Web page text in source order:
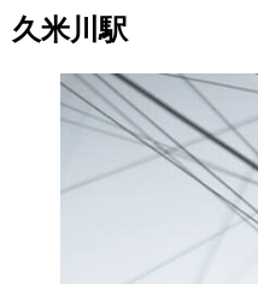
久米川駅